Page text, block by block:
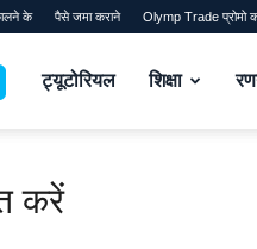
के पैसे जमा कराने Olymp Trade प्रोमो
TraderRR
ट्यूटोरियल शिक्षा
करें